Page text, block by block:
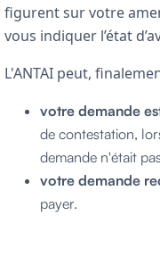
figurent sur votre
vous indiquer l’état
L'ANTAI peut,
votre demande
de contestation,
demande n'était
votre demande
payer.